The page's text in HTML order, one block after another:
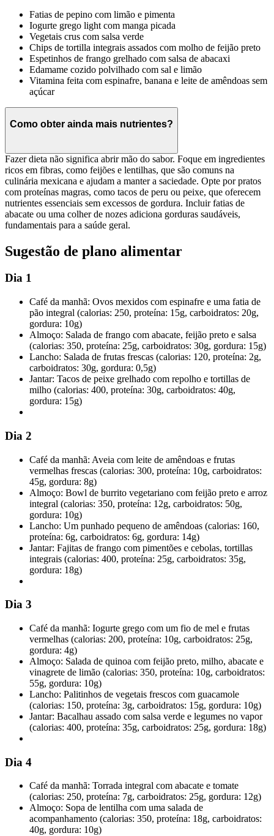
Fatias de pepino com limão e pimenta
Iogurte grego light com manga picada
Vegetais crus com salsa verde
Chips de tortilla integrais assados com molho de feijão preto
Espetinhos de frango grelhado com salsa de abacaxi
Edamame cozido polvilhado com sal e limão
Vitamina feita com espinafre, banana e leite de amêndoas sem
açúcar
Como obter ainda mais nutrientes?
Fazer dieta não significa abrir mão do sabor. Foque em ingredientes
ricos em fibras, como feijões e lentilhas, que são comuns na
culinária mexicana e ajudam a manter a saciedade. Opte por pratos
com proteínas magras, como tacos de peru ou peixe, que oferecem
nutrientes essenciais sem excessos de gordura. Incluir fatias de
abacate ou uma colher de nozes adiciona gorduras saudáveis,
fundamentais para a saúde geral.
Sugestão de plano alimentar
Dia 1
Café da manhã: Ovos mexidos com espinafre e uma fatia de
pão integral (calorias: 250, proteína: 15g, carboidratos: 20g,
gordura: 10g)
Almoço: Salada de frango com abacate, feijão preto e salsa
(calorias: 350, proteína: 25g, carboidratos: 30g, gordura: 15g)
Lancho: Salada de frutas frescas (calorias: 120, proteína: 2g,
carboidratos: 30g, gordura: 0,5g)
Jantar: Tacos de peixe grelhado com repolho e tortillas de
milho (calorias: 400, proteína: 30g, carboidratos: 40g,
gordura: 15g)
Dia 2
Café da manhã: Aveia com leite de amêndoas e frutas
vermelhas frescas (calorias: 300, proteína: 10g, carboidratos:
45g, gordura: 8g)
Almoço: Bowl de burrito vegetariano com feijão preto e arroz
integral (calorias: 350, proteína: 12g, carboidratos: 50g,
gordura: 10g)
Lancho: Um punhado pequeno de amêndoas (calorias: 160,
proteína: 6g, carboidratos: 6g, gordura: 14g)
Jantar: Fajitas de frango com pimentões e cebolas, tortillas
integrais (calorias: 400, proteína: 25g, carboidratos: 35g,
gordura: 18g)
Dia 3
Café da manhã: Iogurte grego com um fio de mel e frutas
vermelhas (calorias: 200, proteína: 10g, carboidratos: 25g,
gordura: 4g)
Almoço: Salada de quinoa com feijão preto, milho, abacate e
vinagrete de limão (calorias: 350, proteína: 10g, carboidratos:
55g, gordura: 10g)
Lancho: Palitinhos de vegetais frescos com guacamole
(calorias: 150, proteína: 3g, carboidratos: 15g, gordura: 10g)
Jantar: Bacalhau assado com salsa verde e legumes no vapor
(calorias: 400, proteína: 35g, carboidratos: 25g, gordura: 18g)
Dia 4
Café da manhã: Torrada integral com abacate e tomate
(calorias: 250, proteína: 7g, carboidratos: 25g, gordura: 12g)
Almoço: Sopa de lentilha com uma salada de
acompanhamento (calorias: 350, proteína: 18g, carboidratos:
40g, gordura: 10g)